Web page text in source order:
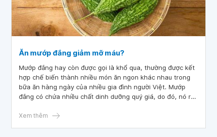
Ăn mướp đắng giảm mỡ máu?
Mướp đắng hay còn được gọi là khổ qua, thường được kết
hợp chế biến thành nhiều món ăn ngon khác nhau trong
bữa ăn hàng ngày của nhiều gia đình người Việt. Mướp
đắng có chứa nhiều chất dinh dưỡng quý giá, do đó, nó rất
nhất định.
Xem thêm